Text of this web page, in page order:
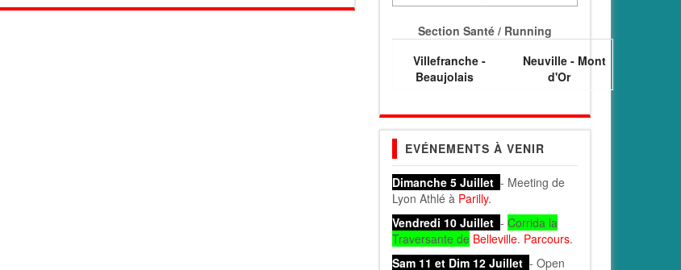
Section Santé / Running
Villefranche -
Beaujolais
Neuville - Mont
d'Or
EVÉNEMENTS À VENIR
Dimanche 5 Juillet - Meeting de
Lyon Athlé à Parilly.
Vendredi 10 Juillet - Corrida la
Traversante de Belleville. Parcours.
Sam 11 et Dim 12 Juillet - Open